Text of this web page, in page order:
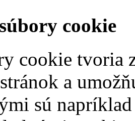
cookie
cookie tvoria
a
sú napríklad